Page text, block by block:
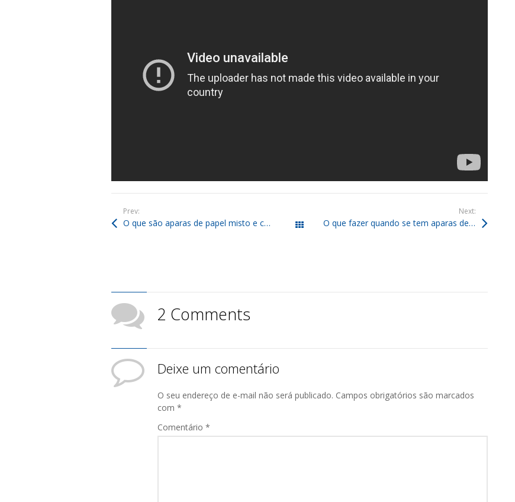
Prev:
O que são aparas de papel misto e como podem ser recicladas? Todos os posts
Next:
O que fazer quando se tem aparas de papel branco para reciclar?
2 Comments
Deixe um comentário
O seu endereço de e-mail não será publicado. Campos obrigatórios são marcados
com *
Comentário *